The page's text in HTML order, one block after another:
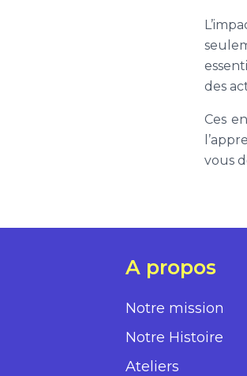
des
Ces
vous
A propos
Notre mission
Notre Histoire
Ateliers